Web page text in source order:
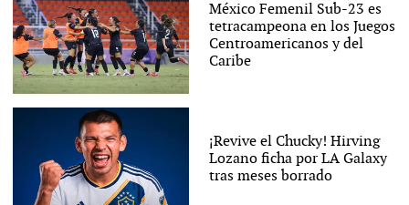
México Femenil Sub-23 es
tetracampeona en los Juegos
Centroamericanos y del
Caribe
¡Revive el Chucky! Hirving
Lozano ficha por LA Galaxy
tras meses borrado